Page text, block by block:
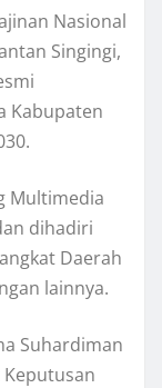
Nasional
Singingi,
Kabupaten
Multimedia
dihadiri
Daerah
lainnya.
Suhardiman